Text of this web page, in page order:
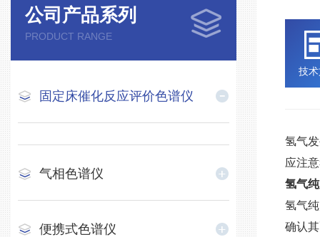
公司产品系列
PRODUCT RANGE
固定床催化反应评价色谱仪
气相色谱仪
便携式色谱仪
技
氢气
应注
氢气
氢气
确认